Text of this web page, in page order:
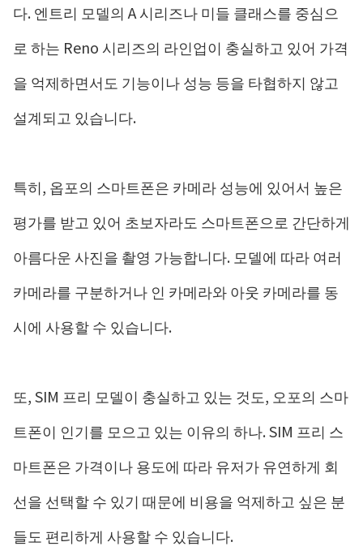
다. 엔트리 모델의 A 시리즈나 미들 클래스를 중심으
로 하는 Reno 시리즈의 라인업이 충실하고 있어 가격
을 억제하면서도 기능이나 성능 등을 타협하지 않고
설계되고 있습니다.
특히, 옵포의 스마트폰은 카메라 성능에 있어서 높은
평가를 받고 있어 초보자라도 스마트폰으로 간단하게
아름다운 사진을 촬영 가능합니다. 모델에 따라 여러
카메라를 구분하거나 인 카메라와 아웃 카메라를 동
시에 사용할 수 있습니다.
또, SIM 프리 모델이 충실하고 있는 것도, 오포의 스마
트폰이 인기를 모으고 있는 이유의 하나. SIM 프리 스
마트폰은 가격이나 용도에 따라 유저가 유연하게 회
선을 선택할 수 있기 때문에 비용을 억제하고 싶은 분
들도 편리하게 사용할 수 있습니다.